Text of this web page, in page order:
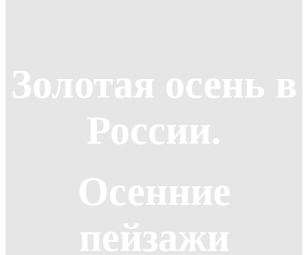
Золотая осень в
России.
Осенние
пейзажи